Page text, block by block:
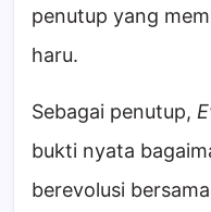
penutup yang
haru.
Sebagai penutup,
bukti nyata
berevolusi